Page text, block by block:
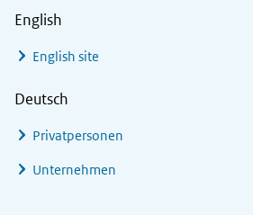
English
English site
Deutsch
Privatpersonen
Unternehmen